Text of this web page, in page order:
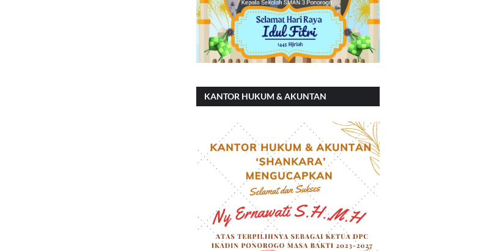
KANTOR HUKUM & AKUNTAN